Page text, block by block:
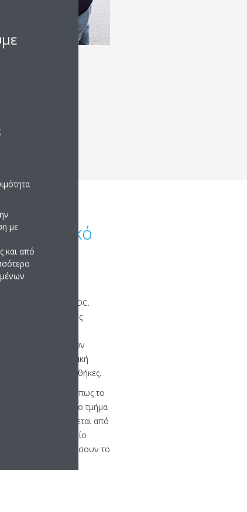
μας
ευρώ σε
το EDC.
με νέους
της απόδοσης των
άνεση, ενεργειακή
συνθήκες.
τμήματα, όπως το
αξιοπιστίας και το τμήμα
τμήματα διευθύνεται από
τομείς και οι οποίο
για να διαμορφώσουν το
με
και από